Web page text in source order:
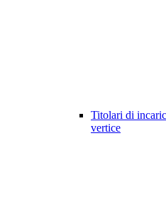
Titolari di
vertice